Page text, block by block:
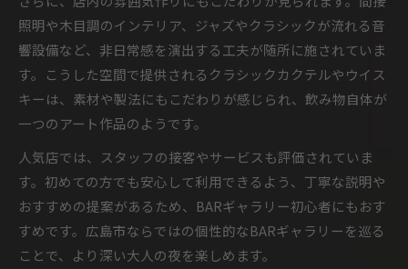
照明や木目調のインテリア、ジャズやクラシックが流れる音
響設備など、非日常感を演出する工夫が随所に施されていま
す。こうした空間で提供されるクラシックカクテルやウイス
キーは、素材や製法にもこだわりが感じられ、飲み物自体が
一つのアート作品のようです。
人気店では、スタッフの接客やサービスも評価されていま
す。初めての方でも安心して利用できるよう、丁寧な説明や
おすすめの提案があるため、BARギャラリー初心者にもおす
すめです。広島市ならではの個性的なBARギャラリーを巡る
ことで、より深い大人の夜を楽しめます。